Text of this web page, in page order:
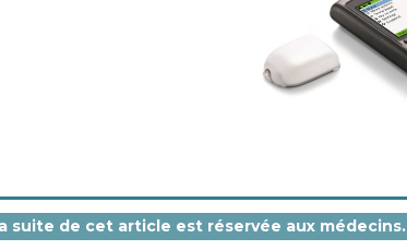
suite de cet article est réservée aux médecins.